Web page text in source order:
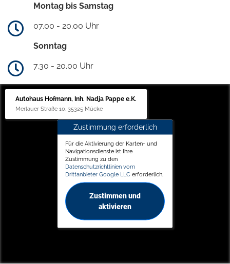
Montag bis Samstag
07.00 - 20.00 Uhr
Sonntag
7.30 - 20.00 Uhr
Autohaus Hofmann, Inh. Nadja Pappe e.K.
Merlauer Straße 10, 35325 Mücke
Zustimmung erforderlich
Für die Aktivierung der Karten- und
Navigationsdienste ist Ihre
Zustimmung zu den
Datenschutzrichtlinien vom
Drittanbieter Google LLC erforderlich.
Zustimmen und
aktivieren